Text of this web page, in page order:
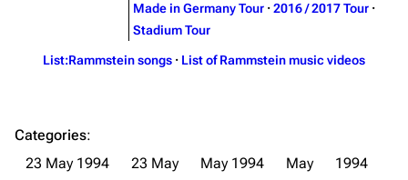
Merchandise
Tour dates
Discography
Discography
Made in Germany Tour · 2016 / 2017 Tour ·
Stadium Tour
List:Rammstein songs · List of Rammstein music videos
Categories:
23 May 1994
23 May May 1994 May
1994